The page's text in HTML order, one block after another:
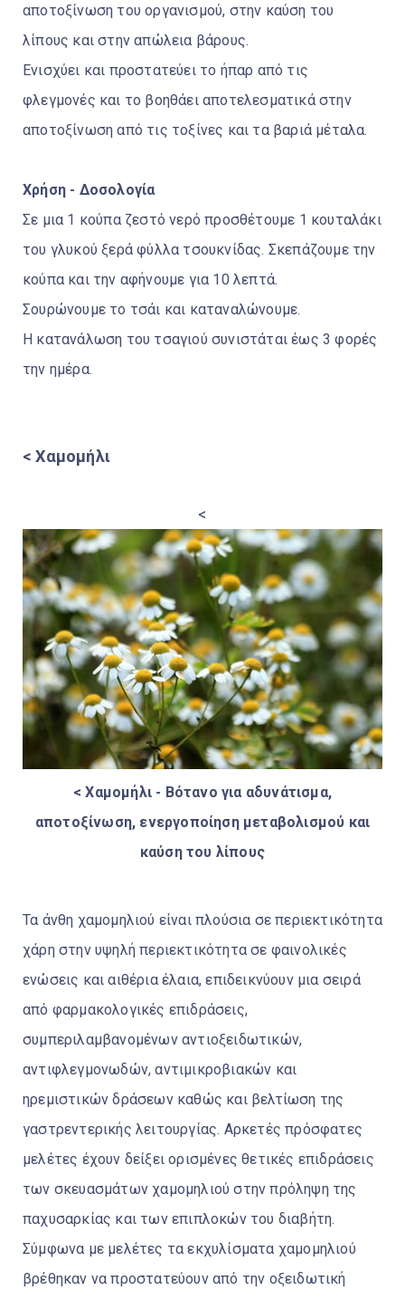
αποτοξίνωση του οργανισμού, στην καύση του
λίπους και στην απώλεια βάρους.
Ενισχύει και προστατεύει το ήπαρ από τις
φλεγμονές και το βοηθάει αποτελεσματικά στην
αποτοξίνωση από τις τοξίνες και τα βαριά μέταλα.
Χρήση - Δοσολογία
Σε μια 1 κούπα ζεστό νερό προσθέτουμε 1 κουταλάκι
του γλυκού ξερά φύλλα τσουκνίδας. Σκεπάζουμε την
κούπα και την αφήνουμε για 10 λεπτά.
Σουρώνουμε το τσάι και καταναλώνουμε.
Η κατανάλωση του τσαγιού συνιστάται έως 3 φορές
την ημέρα.
< Χαμομήλι
<
< Χαμομήλι - Βότανο για αδυνάτισμα,
αποτοξίνωση, ενεργοποίηση μεταβολισμού και
καύση του λίπους
Τα άνθη χαμομηλιού είναι πλούσια σε περιεκτικότητα
χάρη στην υψηλή περιεκτικότητα σε φαινολικές
ενώσεις και αιθέρια έλαια, επιδεικνύουν μια σειρά
από φαρμακολογικές επιδράσεις,
συμπεριλαμβανομένων αντιοξειδωτικών,
αντιφλεγμονωδών, αντιμικροβιακών και
ηρεμιστικών δράσεων καθώς και βελτίωση της
γαστρεντερικής λειτουργίας. Αρκετές πρόσφατες
μελέτες έχουν δείξει ορισμένες θετικές επιδράσεις
των σκευασμάτων χαμομηλιού στην πρόληψη της
παχυσαρκίας και των επιπλοκών του διαβήτη.
Σύμφωνα με μελέτες τα εκχυλίσματα χαμομηλιού
βρέθηκαν να προστατεύουν από την οξειδωτική